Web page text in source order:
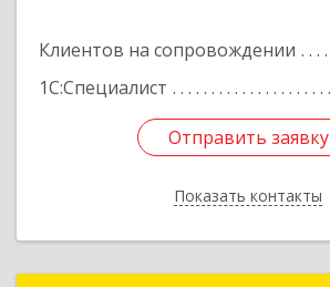
Клиентов на сопровождении
1С:Специалист
Отправить заявку
Показать контакты
Отправить заявку
Назад